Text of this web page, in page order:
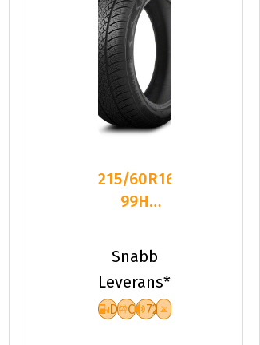
215/60R16
99H
TW401 XL
Friktion
2024
Snabb
Leverans*
D C 72